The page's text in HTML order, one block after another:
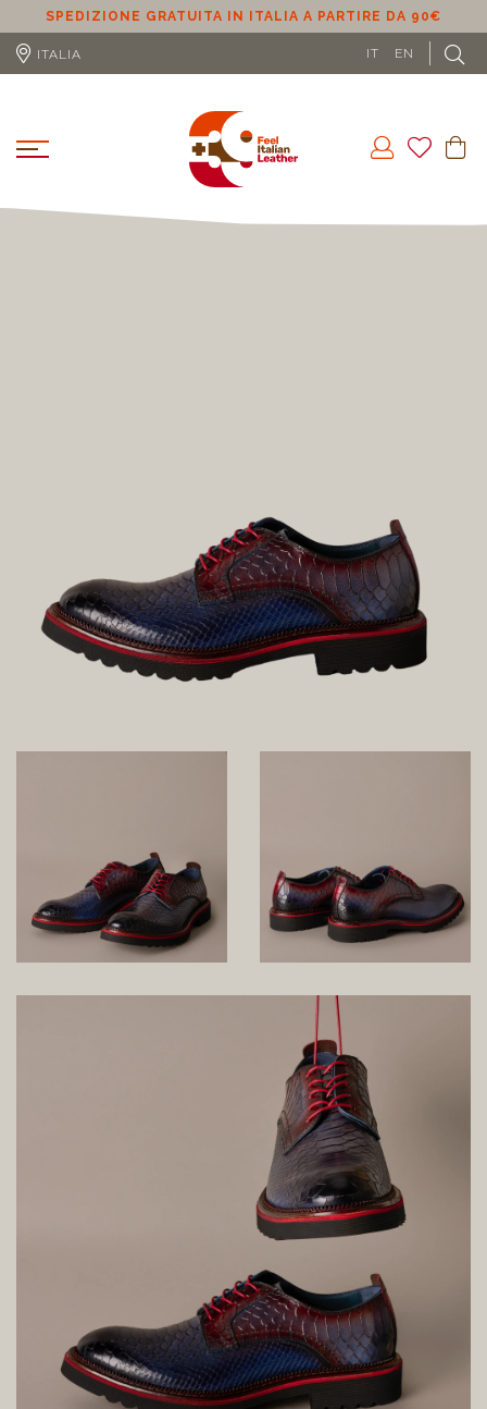
SPEDIZIONE GRATUITA IN ITALIA A PARTIRE DA 90€
ITALIA IT EN